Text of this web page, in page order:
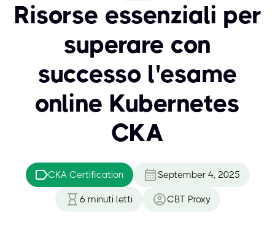
Risorse essenziali per
superare con
successo l'esame
online Kubernetes
CKA
CKA Certification September 4, 2025
6 minuti letti CBT Proxy